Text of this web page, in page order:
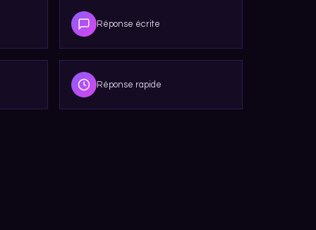
Réponse écrite
Réponse rapide